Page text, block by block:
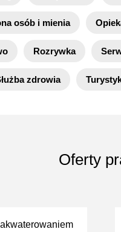
osób i mienia
Rozrywka
zdrowia
Oferty